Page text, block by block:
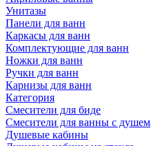
Унитазы
Панели для ванн
Каркасы для ванн
Комплектующие для ванн
Ножки для ванн
Ручки для ванн
Карнизы для ванн
Категория
Смесители для биде
Смесители для ванны с душем
Душевые кабины